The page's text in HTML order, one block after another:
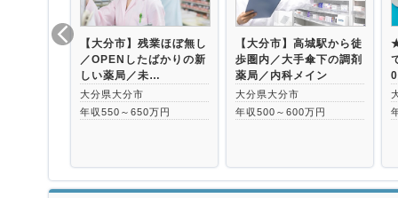
【大分市】残業ほぼ無し
／OPENしたばかりの新
しい薬局／未…
大分県大分市
年収550～650万円
【大分市】高城駅から徒
歩圏内／大手傘下の調剤
薬局／内科メイン
大分県大分市
年収500～600万円